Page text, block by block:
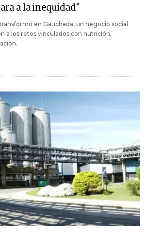
a la inequidad"
en Gauchada, un negocio social
a los retos vinculados con nutrición,